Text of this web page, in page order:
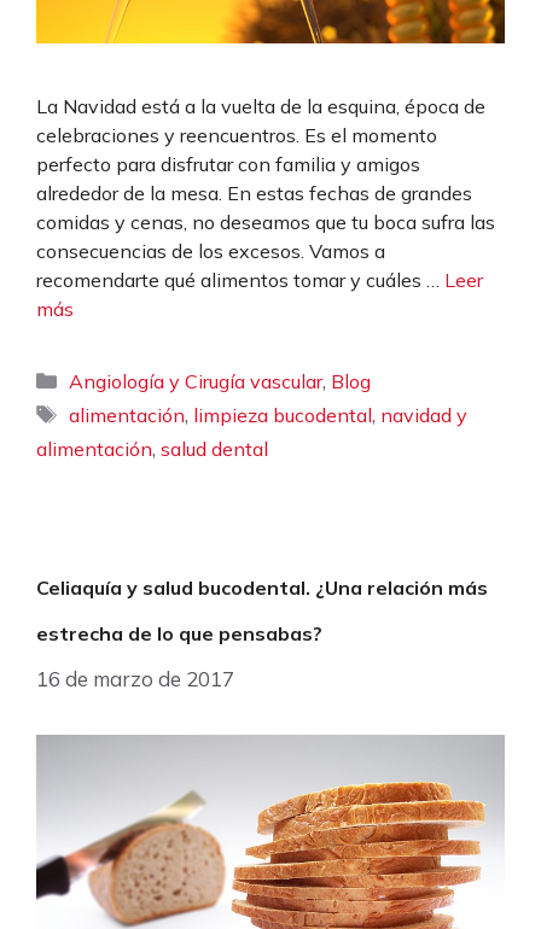
La Navidad está a la vuelta de la esquina, época de
celebraciones y reencuentros. Es el momento
perfecto para disfrutar con familia y amigos
alrededor de la mesa. En estas fechas de grandes
comidas y cenas, no deseamos que tu boca sufra las
consecuencias de los excesos. Vamos a
recomendarte qué alimentos tomar y cuáles … Leer
más
Categorías
Angiología y Cirugía vascular, Blog
Etiquetas
alimentación, limpieza bucodental, navidad y
alimentación, salud dental
Celiaquía y salud bucodental. ¿Una relación más
estrecha de lo que pensabas?
16 de marzo de 2017